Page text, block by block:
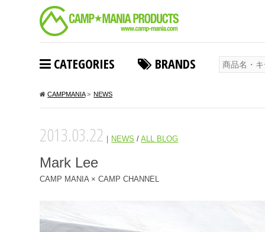
CATEGORIES BRANDS
CAMPMANIA> NEWS
2013.03.22 ｜ NEWS /ALL BLOG
Mark Lee
CAMP MANIA × CAMP CHANNEL